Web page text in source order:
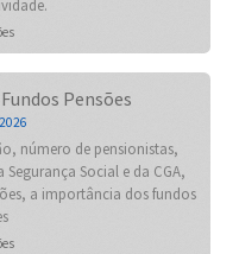
Pensões
número de pensionistas,
Social e da CGA,
a importância dos fundos